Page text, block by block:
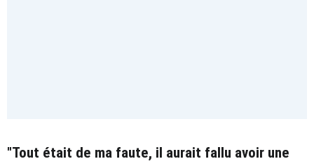
"Tout était de ma faute, il aurait fallu avoir une